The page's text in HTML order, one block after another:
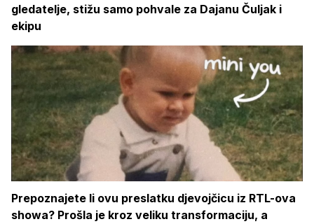
gledatelje, stižu samo pohvale za Dajanu Čuljak i
ekipu
Prepoznajete li ovu preslatku djevojčicu iz RTL-ova
showa? Prošla je kroz veliku transformaciju, a